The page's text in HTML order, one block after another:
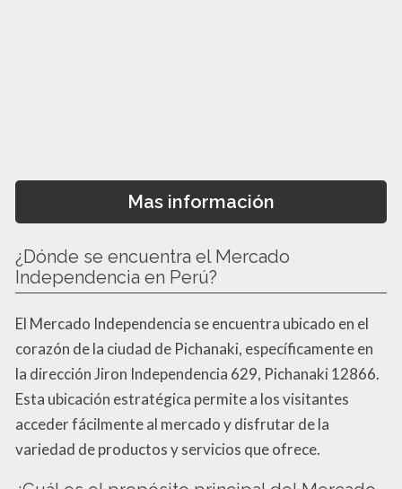
Mas información
¿Dónde se encuentra el Mercado
Independencia en Perú?
El Mercado Independencia se encuentra ubicado en el
corazón de la ciudad de Pichanaki, específicamente en
la dirección Jiron Independencia 629, Pichanaki 12866.
Esta ubicación estratégica permite a los visitantes
acceder fácilmente al mercado y disfrutar de la
variedad de productos y servicios que ofrece.